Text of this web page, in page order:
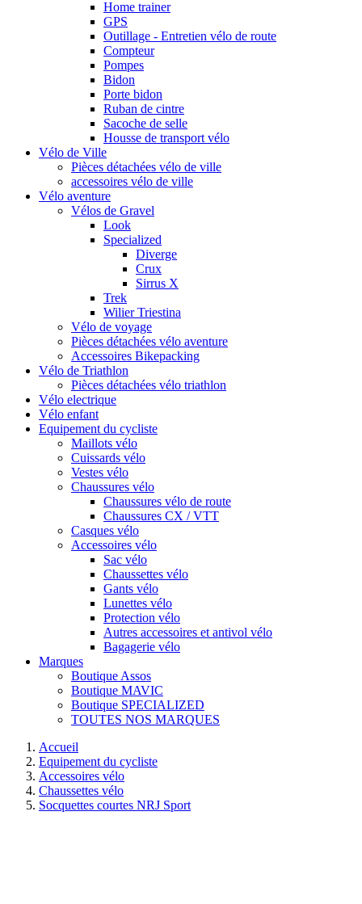
Home trainer
GPS
Outillage - Entretien vélo de route
Compteur
Pompes
Bidon
Porte bidon
Ruban de cintre
Sacoche de selle
Housse de transport vélo
Vélo de Ville
Pièces détachées vélo de ville
accessoires vélo de ville
Vélo aventure
Vélos de Gravel
Look
Specialized
Diverge
Crux
Sirrus X
Trek
Wilier Triestina
Vélo de voyage
Pièces détachées vélo aventure
Accessoires Bikepacking
Vélo de Triathlon
Pièces détachées vélo triathlon
Vélo electrique
Vélo enfant
Equipement du cycliste
Maillots vélo
Cuissards vélo
Vestes vélo
Chaussures vélo
Chaussures vélo de route
Chaussures CX / VTT
Casques vélo
Accessoires vélo
Sac vélo
Chaussettes vélo
Gants vélo
Lunettes vélo
Protection vélo
Autres accessoires et antivol vélo
Bagagerie vélo
Marques
Boutique Assos
Boutique MAVIC
Boutique SPECIALIZED
TOUTES NOS MARQUES
Accueil
Equipement du cycliste
Accessoires vélo
Chaussettes vélo
Socquettes courtes NRJ Sport